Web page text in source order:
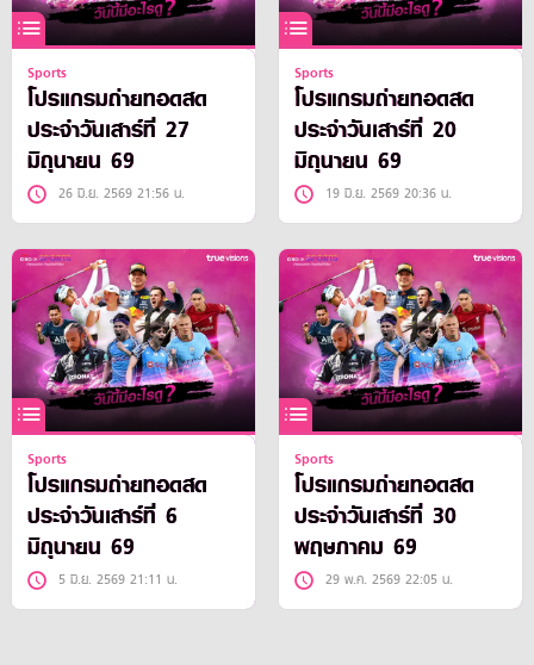
Sports
โปรแกรมถ่ายทอดสด
ประจำวันเสาร์ที่ 27
มิถุนายน 69
26 มิ.ย. 2569 21:56 น.
Sports
โปรแกรมถ่ายทอดสด
ประจำวันเสาร์ที่ 20
มิถุนายน 69
19 มิ.ย. 2569 20:36 น.
Sports
โปรแกรมถ่ายทอดสด
ประจำวันเสาร์ที่ 6
มิถุนายน 69
5 มิ.ย. 2569 21:11 น.
Sports
โปรแกรมถ่ายทอดสด
ประจำวันเสาร์ที่ 30
พฤษภาคม 69
29 พ.ค. 2569 22:05 น.